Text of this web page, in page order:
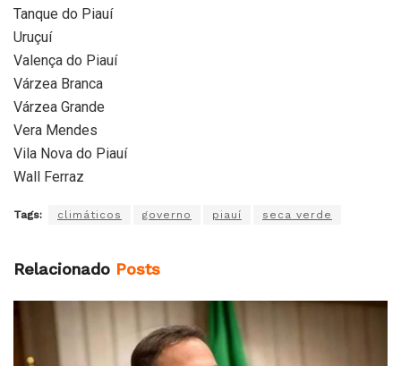
Tanque do Piauí
Uruçuí
Valença do Piauí
Várzea Branca
Várzea Grande
Vera Mendes
Vila Nova do Piauí
Wall Ferraz
Tags: climáticos governo piauí seca verde
Relacionado Posts